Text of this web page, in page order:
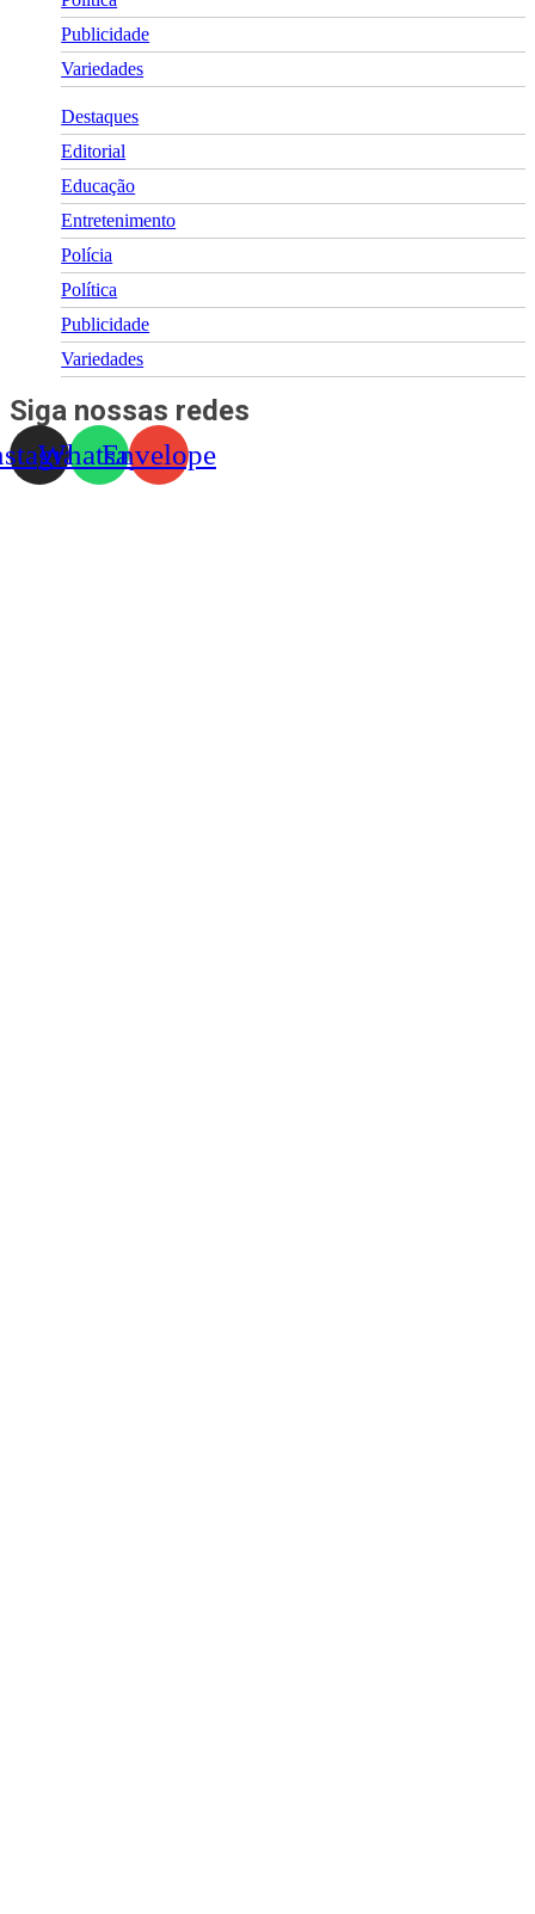
Publicidade
Variedades
Destaques
Editorial
Educação
Entretenimento
Polícia
Política
Publicidade
Variedades
Siga nossas redes
WhatsappEnvelope